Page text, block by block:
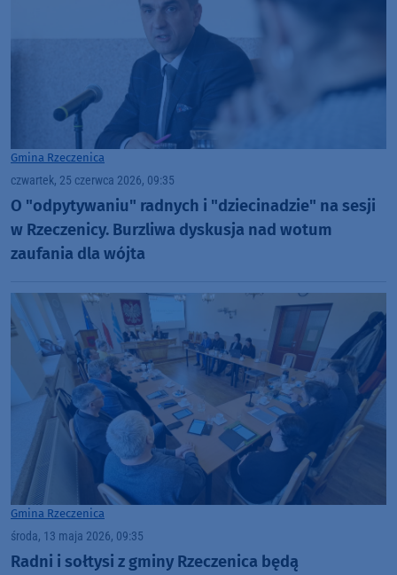
Gmina Rzeczenica
czwartek, 25 czerwca 2026, 09:35
O "odpytywaniu" radnych i "dziecinadzie" na sesji
w Rzeczenicy. Burzliwa dyskusja nad wotum
zaufania dla wójta
Gmina Rzeczenica
środa, 13 maja 2026, 09:35
Radni i sołtysi z gminy Rzeczenica będą